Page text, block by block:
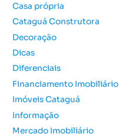
a
r
p
o
r
:
Casa própria
Cataguá Construtora
Decoração
Dicas
Diferenciais
Financiamento Imobiliário
Imóveis Cataguá
Informação
Mercado Imobiliário